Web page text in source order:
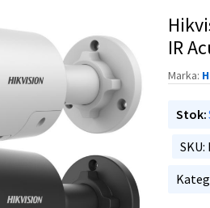
IR
Marka:
Stok:
SKU: